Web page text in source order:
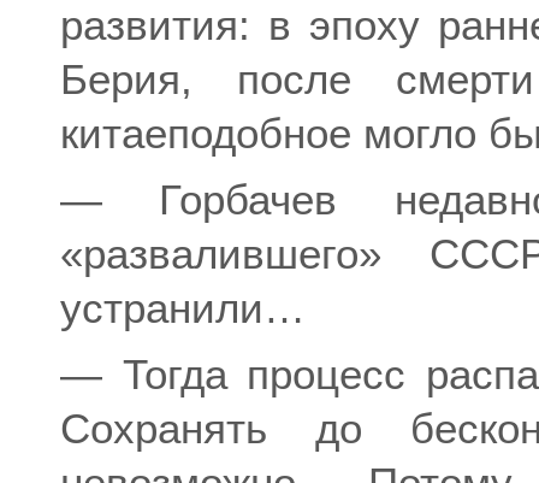
развития: в эпоху
Берия, после
китаеподобное могло
— Горбачев
«развалившего»
устранили…
— Тогда процесс
Сохранять до